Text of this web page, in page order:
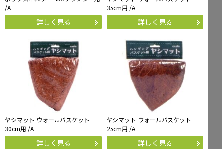
/A
詳しく見る
35cm用 /A
詳しく見る
ヤシマット ウォールバスケット
30cm用 /A
詳しく見る
ヤシマット ウォールバスケット
25cm用 /A
詳しく見る